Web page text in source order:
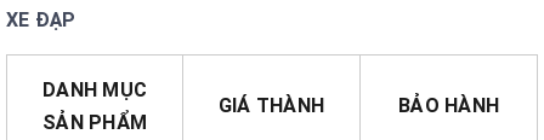
XE ĐẠP
DANH MỤC
SẢN PHẨM
GIÁ THÀNH BẢO HÀNH